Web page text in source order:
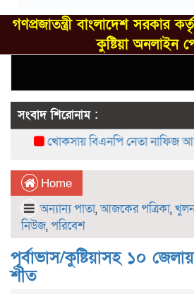
গণপ্রজাতন্ত্রী বাংলাদেশ সরকার
কুষ্টিয়া অনলাইন
সংবাদ শিরোনাম :
খোকসায় বিএনপি নেতা নাফিজ
Home
অন্যান্য পাতা,আজকের পত্রিকা,
নিউজ,পরিবেশ
পূর্বাভাস/কুষ্টিয়াসহ ১০
শীত